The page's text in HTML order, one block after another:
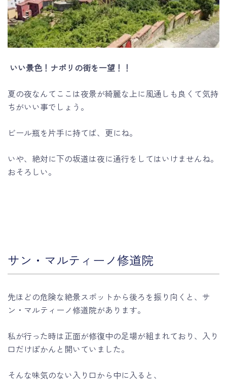
いい景色！ナポリの街を一望！！
夏の夜なんてここは夜景が綺麗な上に風通しも良くて気持
ちがいい事でしょう。
ビール瓶を片手に持てば、更にね。
いや、絶対に下の坂道は夜に通行をしてはいけませんね。
おそろしい。
サン・マルティーノ修道院
先ほどの危険な絶景スポットから後ろを振り向くと、サ
ン・マルティーノ修道院があります。
私が行った時は正面が修復中の足場が組まれており、入り
口だけぽかんと開いていました。
そんな味気のない入り口から中に入ると、